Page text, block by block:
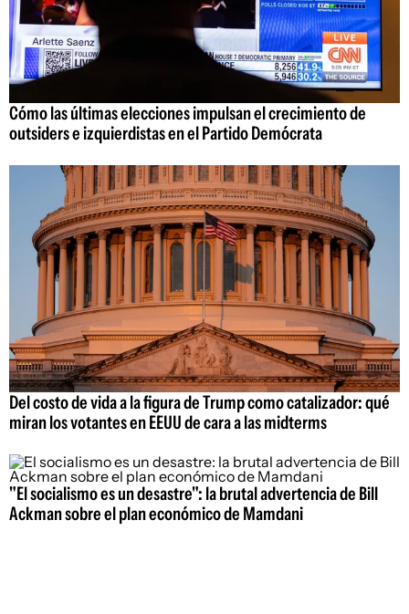
Cómo las últimas elecciones impulsan el crecimiento de
outsiders e izquierdistas en el Partido Demócrata
Del costo de vida a la figura de Trump como catalizador: qué
miran los votantes en EEUU de cara a las midterms
"El socialismo es un desastre": la brutal advertencia de Bill
Ackman sobre el plan económico de Mamdani